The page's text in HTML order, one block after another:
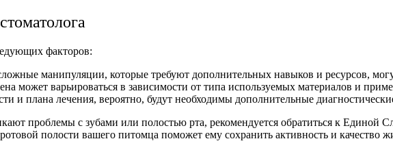
факторов:
манипуляции, которые требуют дополнительных навыков и ресурсов,
может варьироваться в зависимости от типа используемых материалов и
и плана лечения, вероятно, будут необходимы дополнительные
проблемы с зубами или полостью рта, рекомендуется обратиться к Единой
полости вашего питомца поможет ему сохранить активность и качество